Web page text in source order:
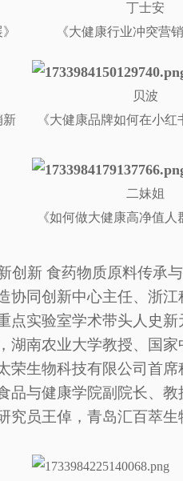
丁士安
《大健康行业冲突营
新
贝波
《大健康品牌如何在小红
二妹姐
《如何做大健康高净值人
创新 食药物质原料传承
同创新中心主任、浙
实验室学术带头人史
南农业大学教授、国
荣生物科技有限公司首
与健康学院副院长、
员王倬，青岛汇百萃